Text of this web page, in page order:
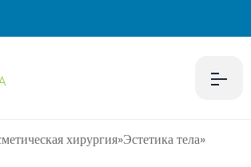
хирургия»Эстетика тела»